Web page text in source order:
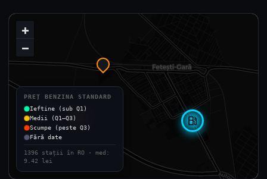
local_gas_station
+
−
PREȚ BENZINA STANDARD
Ieftine (sub Q1)
Medii (Q1–Q3)
Scumpe (peste Q3)
Fără date
1396 stații în RO · med:
9.42 lei